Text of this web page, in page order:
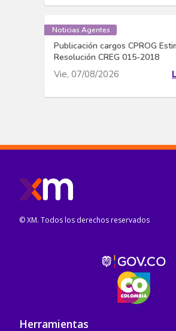
Noticias Agentes
Publicación cargos CPROG
Resolución CREG 015-2018
Vie, 07/08/2026
© XM. Todos los derechos reservados
Pie de página
Herramientas